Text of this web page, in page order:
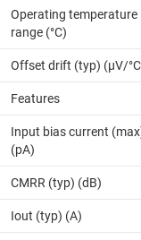
Operating temperature
range (°C)
Offset drift (typ) (µV/
Features
Input bias current
(pA)
CMRR (typ) (dB)
Iout (typ) (A)